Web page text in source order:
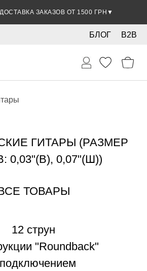
ЗАКАЗОВ ОТ 1500 ГРН ▼
B2B
БЛОГ
ГИТАРЫ (РАЗМЕР
0,03"(В), 0,07"(Ш))
ТОВАРЫ
12 струн
"Roundback"